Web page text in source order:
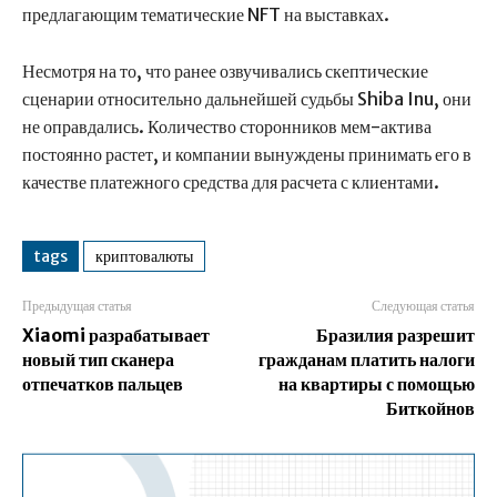
предлагающим тематические NFT на выставках.
Несмотря на то, что ранее озвучивались скептические
сценарии относительно дальнейшей судьбы Shiba Inu, они
не оправдались. Количество сторонников мем-актива
постоянно растет, и компании вынуждены принимать его в
качестве платежного средства для расчета с клиентами.
tags криптовалюты
Предыдущая статья
Xiaomi разрабатывает
новый тип сканера
отпечатков пальцев
Следующая статья
Бразилия разрешит
гражданам платить налоги
на квартиры с помощью
Биткойнов